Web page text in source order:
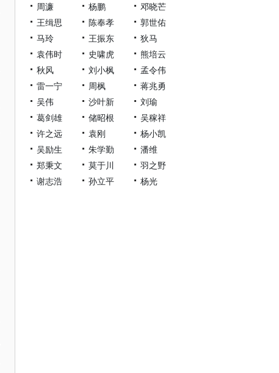
周濂
杨鹏
邓晓芒
王缉思
陈奉孝
郭世佑
马玲
王振东
狄马
袁伟时
史啸虎
熊培云
秋风
刘小枫
孟令伟
雷一宁
周枫
蒋兆勇
吴伟
沙叶新
刘瑜
葛剑雄
储昭根
吴稼祥
许之远
袁刚
杨小凯
吴励生
朱学勤
潘维
郑秉文
莫于川
羽之野
谢志浩
孙立平 杨光